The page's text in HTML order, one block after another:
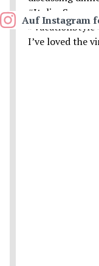
I’ve loved the
Auf Instagram